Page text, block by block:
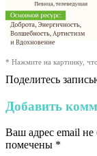
* Нажмите на картинку,
Поделитесь
Добавить
Ваш адрес email не
помечены *